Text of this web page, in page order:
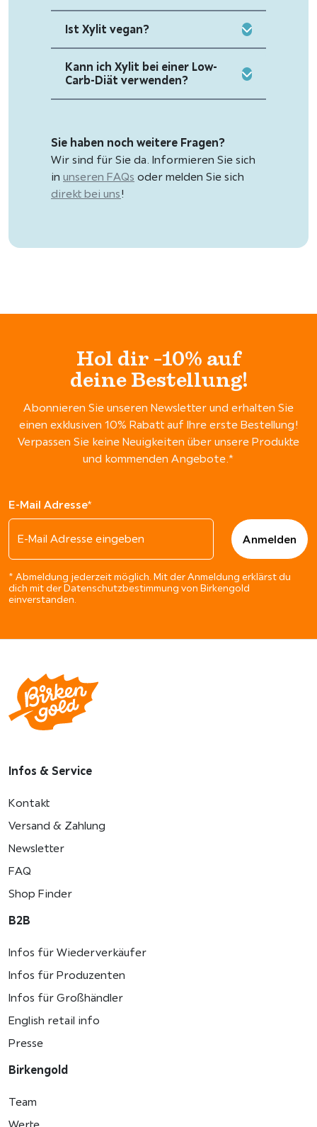
Ist Xylit vegan?
Kann ich Xylit bei einer Low-
Carb-Diät verwenden?
Sie haben noch weitere Fragen?
Wir sind für Sie da. Informieren Sie sich
in unseren FAQs oder melden Sie sich
direkt bei uns!
Hol dir -10% auf
deine Bestellung!
Abonnieren Sie unseren Newsletter und erhalten Sie
einen exklusiven 10% Rabatt auf Ihre erste Bestellung!
Verpassen Sie keine Neuigkeiten über unsere Produkte
und kommenden Angebote.*
E-Mail Adresse*
* Abmeldung jederzeit möglich. Mit der Anmeldung erklärst du
dich mit der Datenschutzbestimmung von Birkengold
einverstanden.
Infos & Service
Kontakt
Versand & Zahlung
Newsletter
FAQ
Shop Finder
B2B
Infos für Wiederverkäufer
Infos für Produzenten
Infos für Großhändler
English retail info
Presse
Birkengold
Team